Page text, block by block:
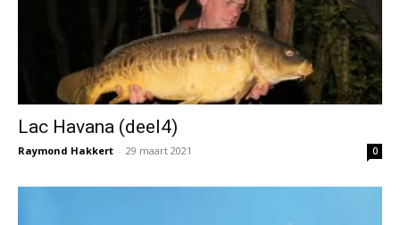
Lac Havana (deel4)
Raymond Hakkert - 29 maart 2021 0